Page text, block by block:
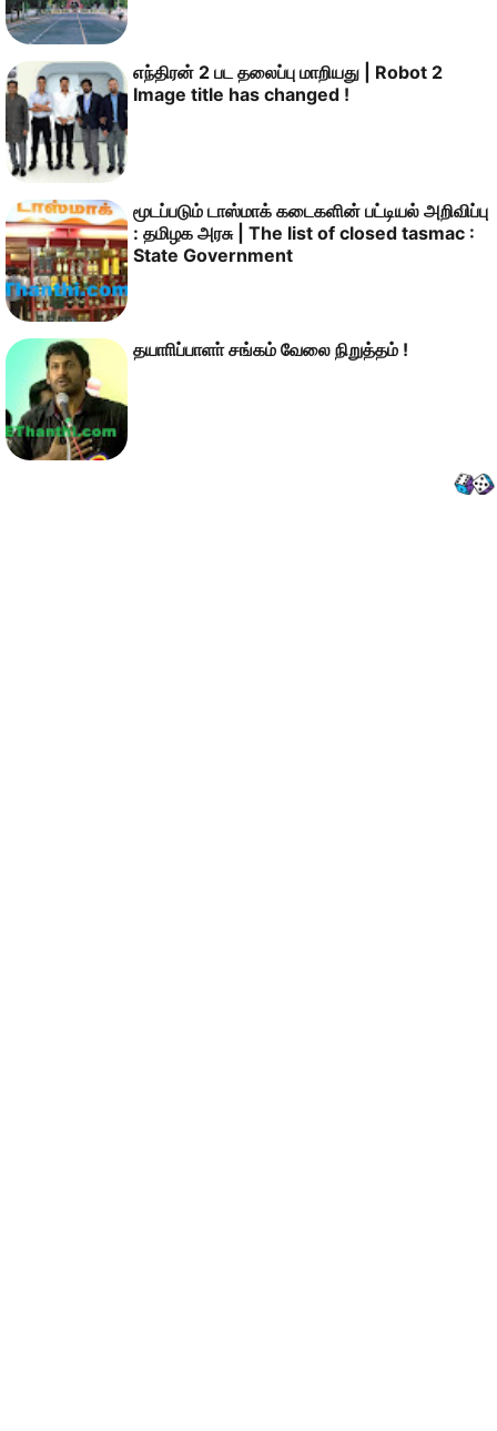
எந்திரன் 2 பட தலைப்பு மாறியது | Robot 2
Image title has changed !
மூடப்படும் டாஸ்மாக் கடைகளின் பட்டியல் அறிவிப்பு
: தமிழக அரசு | The list of closed tasmac :
State Government
தயாாிப்பாளா் சங்கம் வேலை நிறுத்தம் !